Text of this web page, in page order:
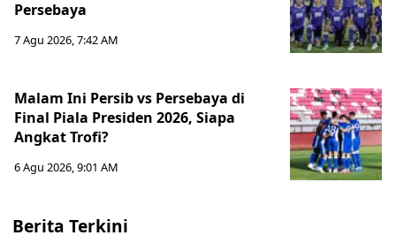
Persebaya
7 Agu 2026, 7:42 AM
Malam Ini Persib vs Persebaya di
Final Piala Presiden 2026, Siapa
Angkat Trofi?
6 Agu 2026, 9:01 AM
Berita Terkini